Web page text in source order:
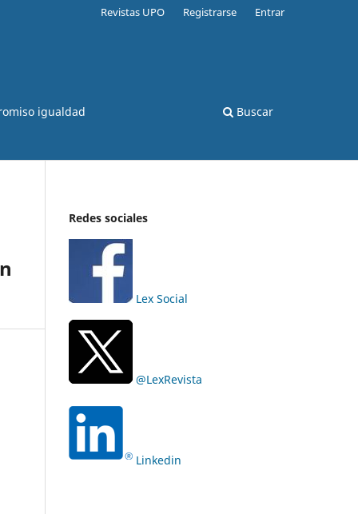
igualdad Buscar
Revistas UPO Registrarse Entrar
Redes sociales
Lex Social
@LexRevista
Linkedin